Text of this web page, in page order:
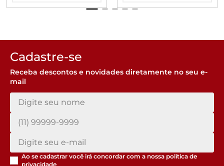
Cadastre-se
Receba descontos e novidades diretamente no seu e-
mail
Ao se cadastrar você irá concordar com a nossa política de
privacidade